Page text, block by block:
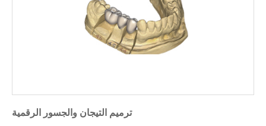
ترميم التيجان والجسور الرقمية